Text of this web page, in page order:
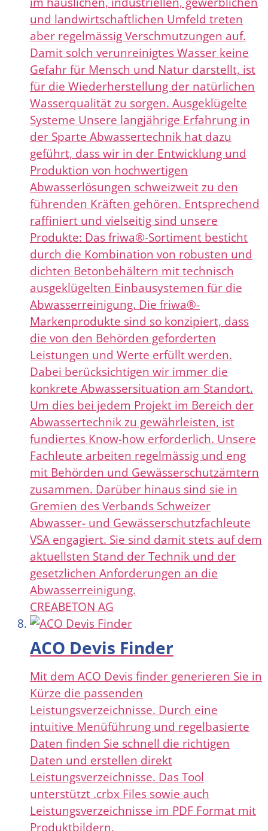
und landwirtschaftlichen Umfeld treten
aber regelmässig Verschmutzungen auf.
Damit solch verunreinigtes Wasser keine
Gefahr für Mensch und Natur darstellt, ist
für die Wiederherstellung der natürlichen
Wasserqualität zu sorgen. Ausgeklügelte
Systeme Unsere langjährige Erfahrung in
der Sparte Abwassertechnik hat dazu
geführt, dass wir in der Entwicklung und
Produktion von hochwertigen
Abwasserlösungen schweizweit zu den
führenden Kräften gehören. Entsprechend
raffiniert und vielseitig sind unsere
Produkte: Das friwa®-Sortiment besticht
durch die Kombination von robusten und
dichten Betonbehältern mit technisch
ausgeklügelten Einbausystemen für die
Abwasserreinigung. Die friwa®-
Markenprodukte sind so konzipiert, dass
die von den Behörden geforderten
Leistungen und Werte erfüllt werden.
Dabei berücksichtigen wir immer die
konkrete Abwassersituation am Standort.
Um dies bei jedem Projekt im Bereich der
Abwassertechnik zu gewährleisten, ist
fundiertes Know-how erforderlich. Unsere
Fachleute arbeiten regelmässig und eng
mit Behörden und Gewässerschutzämtern
zusammen. Darüber hinaus sind sie in
Gremien des Verbands Schweizer
Abwasser- und Gewässerschutzfachleute
VSA engagiert. Sie sind damit stets auf dem
aktuellsten Stand der Technik und der
gesetzlichen Anforderungen an die
Abwasserreinigung.
CREABETON AG
ACO Devis Finder
Mit dem ACO Devis finder generieren Sie in
Kürze die passenden
Leistungsverzeichnisse. Durch eine
intuitive Menüführung und regelbasierte
Daten finden Sie schnell die richtigen
Daten und erstellen direkt
Leistungsverzeichnisse. Das Tool
unterstützt .crbx Files sowie auch
Leistungsverzeichnisse im PDF Format mit
Produktbildern.